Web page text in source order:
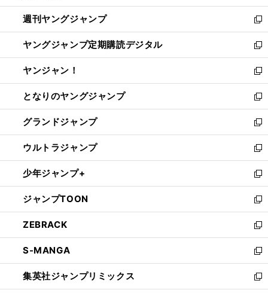
開
く
ウ
で
開
く
ン
ド
ウ
で
開
く
ウ
ィ
ン
ド
ウ
で
開
く
週刊ヤングジャンプ
新
し
い
ウ
ィ
ン
ド
ウ
で
開
く
ヤングジャンプ定期購読デジタル
新
し
い
ウ
ィ
ン
ド
ウ
で
開
く
ヤンジャン！
新
し
い
ウ
ィ
ン
ド
ウ
で
開
く
となりのヤングジャンプ
新
し
い
ウ
ィ
ン
ド
ウ
で
開
く
グランドジャンプ
新
し
い
ウ
ィ
ン
ド
ウ
で
開
く
ウルトラジャンプ
新
し
い
ウ
ィ
ン
ド
ウ
で
開
く
少年ジャンプ+
新
し
い
ウ
ィ
ン
ド
ウ
で
開
ジャンプTOON
新
し
い
ウ
ィ
ン
ド
ウ
ZEBRACK
新
し
い
ウ
ィ
ン
S-MANGA
新
し
い
ウ
集英社ジャンプリミックス
新